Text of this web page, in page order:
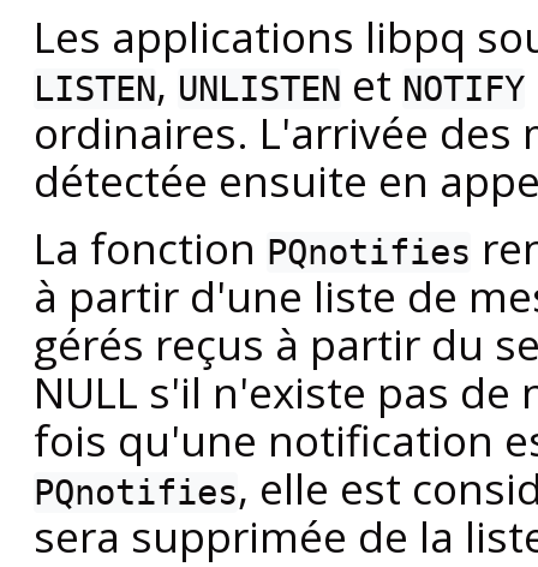
Les applications libpq
LISTEN, UNLISTEN et NOTIFY
ordinaires. L'arrivée des
détectée ensuite en
La fonction PQnotifies
à partir d'une liste de
gérés reçus à partir du
NULL s'il n'existe pas
fois qu'une notification
PQnotifies, elle est
sera supprimée de la